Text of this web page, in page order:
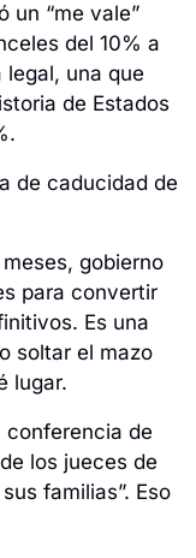
un “me vale”
del 10% a
una que
de Estados
de caducidad de
gobierno
para convertir
Es una
soltar el mazo
lugar.
conferencia de
los jueces de
familias”. Eso